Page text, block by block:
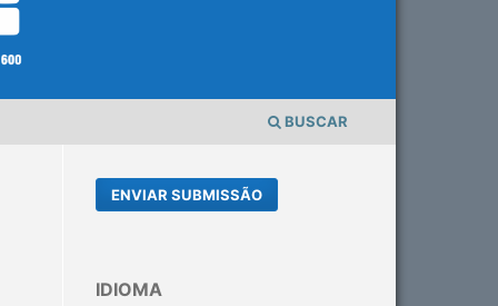
BUSCAR
ENVIAR SUBMISSÃO
IDIOMA